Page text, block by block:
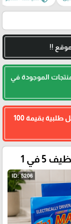
!!
الموجودة في
عرض لفتره محدوده طاولة الكنب ب 1 شيكل لكل طلبية بقيمة 100
5 في 1